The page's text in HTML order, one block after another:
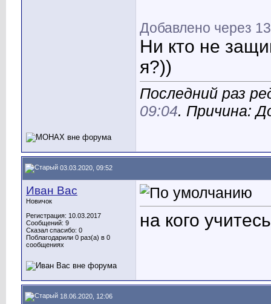
Добавлено через
Ни кто не
я?))
Последний раз
09:04. Причина:
03.03.2020, 09:52
Иван Вас
Новичок
Регистрация: 10.03.2017
Сообщений: 9
Сказал спасибо: 0
Поблагодарили 0 раз(а) в 0
сообщениях
на кого
18.06.2020, 12:06